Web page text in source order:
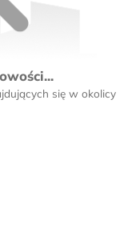
się w okolicy